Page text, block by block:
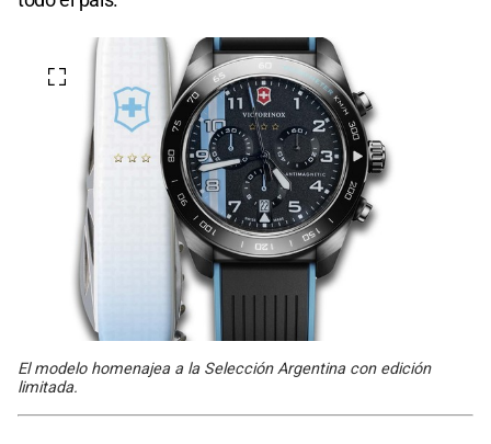
El modelo homenajea a la Selección Argentina con edición
limitada.